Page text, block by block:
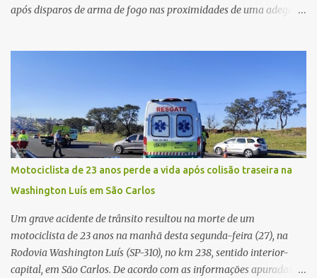
após disparos de arma de fogo nas proximidades de uma adega. O
diversos disparos. Duas vítimas morreram ainda no local. Outras
três pessoas foram baleadas e socorridas. Até o momento, não
foram divulgadas informações oficiais sobre o estado de saúde dos
feridos. Equipes da Polícia Militar de Santa Gertrudes atenderam a
ocorrência e isolaram a área para o trabalho da perícia. Até a
última atualização, nenhum suspeito havia sido preso. A Polícia
Civil investigará a motivação da briga, a autoria dos disparos e as
circunstâncias do crime. A ocorrência segue em anda...
Motociclista de 23 anos perde a vida após colisão traseira na
Washington Luís em São Carlos
Um grave acidente de trânsito resultou na morte de um
motociclista de 23 anos na manhã desta segunda-feira (27), na
Rodovia Washington Luís (SP-310), no km 238, sentido interior-
capital, em São Carlos. De acordo com as informações apuradas no